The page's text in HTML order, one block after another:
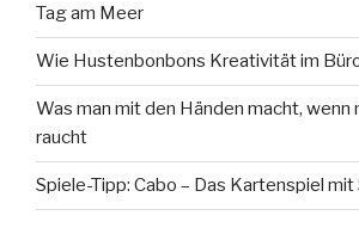
Tag am Meer
Wie Hustenbonbons Kreativität im
Was man mit den Händen macht, wenn
raucht
Spiele-Tipp: Cabo – Das Kartenspiel